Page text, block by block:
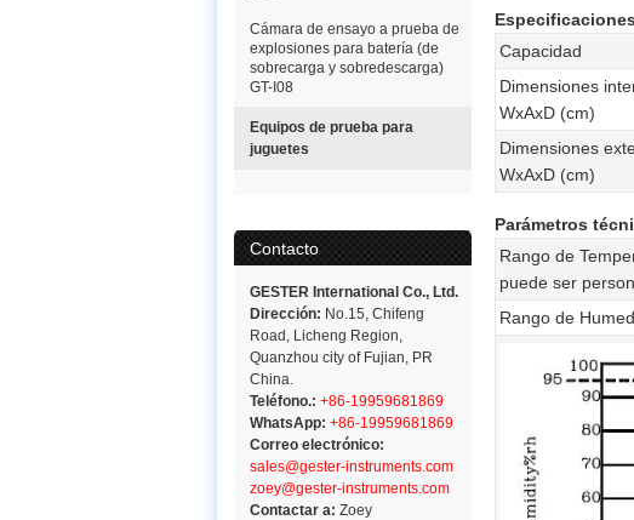
Cámara de ensayo a prueba de
explosiones para batería (de
sobrecarga y sobredescarga)
GT-I08
Equipos de prueba para
juguetes
Contacto
GESTER International Co., Ltd.
Dirección: No.15, Chifeng
Road, Licheng Region,
Quanzhou city of Fujian, PR
China.
Teléfono.: +86-19959681869
WhatsApp: +86-19959681869
Correo electrónico:
sales@gester-instruments.com
zoey@gester-instruments.com
Contactar a: Zoey
Especificaciones
Capacidad
Dimensiones
WxAxD (cm)
Dimensiones
WxAxD (cm)
Parámetros
Rango de
puede ser
Rango de